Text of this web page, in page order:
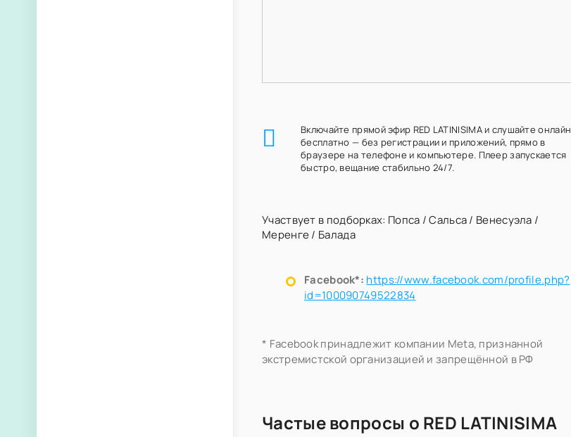
Включайте прямой эфир RED LATINISIMA и слушайте онлайн
бесплатно — без регистрации и приложений, прямо в
браузере на телефоне и компьютере. Плеер запускается
быстро, вещание стабильно 24/7.
Участвует в подборках: Попса /Сальса/ Венесуэла /
Меренге/ Балада
Facebook*: https://www.facebook.com/profile.php?
id=100090749522834
* Facebook принадлежит компании Meta, признанной
экстремистской организацией и запрещённой в РФ
Частые вопросы о RED LATINISIMA